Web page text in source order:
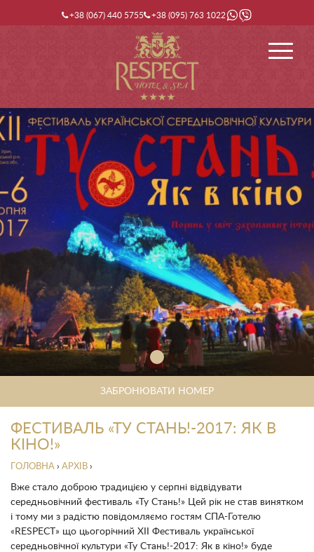
+38 (067) 440 5755 +38 (095) 763 1022
ЗАБРОНЮВАТИ НОМЕР
ФЕСТИВАЛЬ «ТУ СТАНЬ!-2017: ЯК В
КІНО!»
ГОЛОВНА › АРХІВ ›
Вже стало доброю традицією у серпні відвідувати
середньовічний фестиваль «Ту Стань!» Цей рік не став винятком
і тому ми з радістю повідомляємо гостям СПА-Готелю
« RESPECT » що цьогорічний XII
Фестиваль української
середньовічної культури «Ту Стань!-2017: Як в кіно!» буде